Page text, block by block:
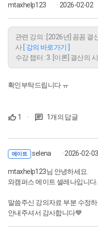
mtaxhelp123 · 2026-02-02
관련 강의 : [2026년] 꼼꼼 결
사 [ 강의 바로가기 ]
수강 챕터 : 3. [이론] 결산의
확인부탁드립니다 ㅠ
1 · 1개의 답글
메이트 selena · 2026-02-03
mtaxhelp123님 안녕하세요.
와캠퍼스 메이트 셀레나입니다.
말씀주신 강의자료 부분 수정
안내주셔서 감사합니다💙